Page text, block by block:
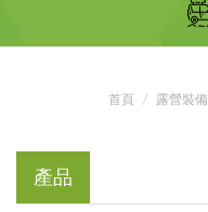
首頁 露營裝備
產品